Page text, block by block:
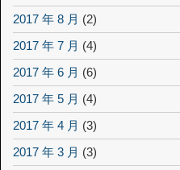
2017 年 8 月 (2)
2017 年 7 月 (4)
2017 年 6 月 (6)
2017 年 5 月 (4)
2017 年 4 月 (3)
2017 年 3 月 (3)